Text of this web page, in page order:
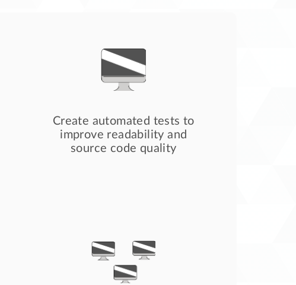
Create automated tests to
improve readability and
source code quality